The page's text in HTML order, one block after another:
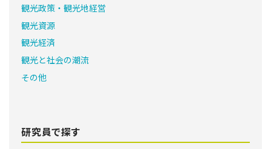
観光政策・観光地経営
観光資源
観光経済
観光と社会の潮流
その他
研究員で探す